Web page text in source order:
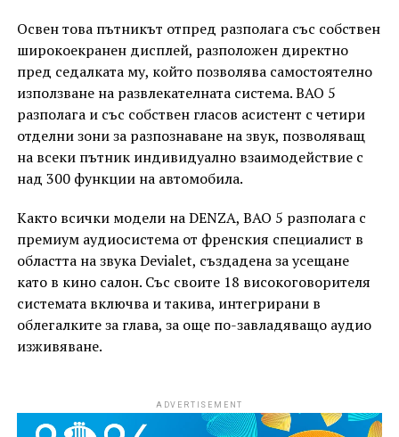
Освен това пътникът отпред разполага със собствен
широкоекранен дисплей, разположен директно
пред седалката му, който позволява самостоятелно
използване на развлекателната система. BAO 5
разполага и със собствен гласов асистент с четири
отделни зони за разпознаване на звук, позволяващ
на всеки пътник индивидуално взаимодействие с
над 300 функции на автомобила.
Както всички модели на DENZA, BAO 5 разполага с
премиум аудиосистема от френския специалист в
областта на звука Devialet, създадена за усещане
като в кино салон. Със своите 18 високоговорителя
системата включва и такива, интегрирани в
облегалките за глава, за още по-завладяващо аудио
изживяване.
ADVERTISEMENT